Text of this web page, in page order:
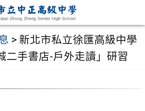
> 新北市私立徐匯高級中學
二手書店-戶外走讀」研習